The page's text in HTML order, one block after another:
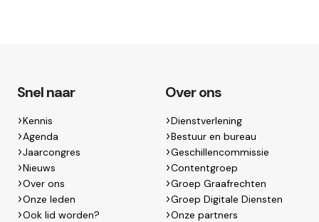
Snel naar
Kennis
Agenda
Jaarcongres
Nieuws
Over ons
Onze leden
Ook lid worden?
Over ons
Dienstverlening
Bestuur en bureau
Geschillencommissie
Contentgroep
Groep Graafrechten
Groep Digitale Diensten
Onze partners